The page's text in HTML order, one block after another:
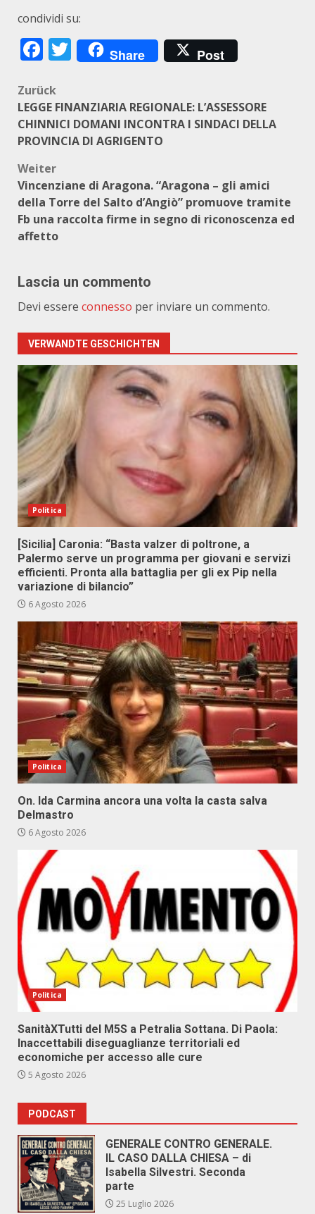
condividi su:
Facebook
Twitter
Share Post
Beitragsnavigation
Zurück
LEGGE FINANZIARIA REGIONALE: L’ASSESSORE
CHINNICI DOMANI INCONTRA I SINDACI DELLA
PROVINCIA DI AGRIGENTO
Weiter
Vincenziane di Aragona. “Aragona – gli amici
della Torre del Salto d’Angiò” promuove tramite
Fb una raccolta firme in segno di riconoscenza ed
affetto
Lascia un commento
Devi essere connesso per inviare un commento.
VERWANDTE GESCHICHTEN
Politica
[Sicilia] Caronia: “Basta valzer di poltrone, a
Palermo serve un programma per giovani e servizi
efficienti. Pronta alla battaglia per gli ex Pip nella
variazione di bilancio”
6 Agosto 2026
Politica
On. Ida Carmina ancora una volta la casta salva
Delmastro
6 Agosto 2026
Politica
SanitàXTutti del M5S a Petralia Sottana. Di Paola:
Inaccettabili diseguaglianze territoriali ed
economiche per accesso alle cure
5 Agosto 2026
PODCAST
GENERALE CONTRO GENERALE.
IL CASO DALLA CHIESA – di
Isabella Silvestri. Seconda
parte
25 Luglio 2026